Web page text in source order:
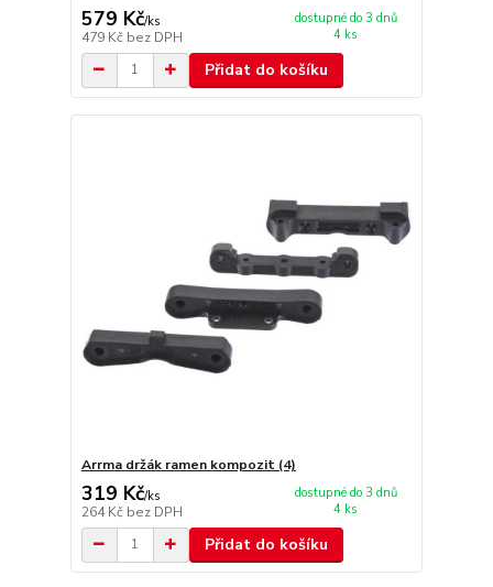
579 Kč/ks
479 Kč bez DPH
dostupné do 3 dnů
4 ks
Přidat do košíku
Arrma držák ramen kompozit (4)
319 Kč/ks
264 Kč bez DPH
dostupné do 3 dnů
4 ks
Přidat do košíku